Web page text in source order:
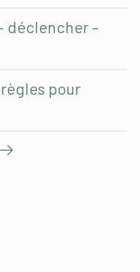
déclencher –
pour